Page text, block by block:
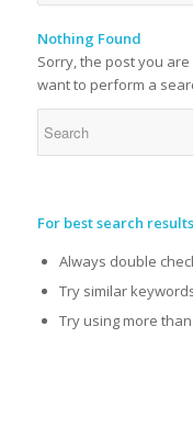
Nothing Found
Sorry, the post you
want to perform a
For best search
Always double
Try similar
Try using more